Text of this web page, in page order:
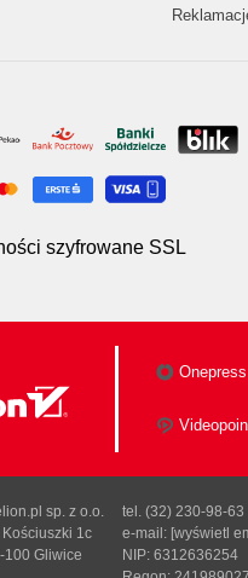
szyfrowane SSL
sp. z o.o.
Kościuszki 1c
100 Gliwice
tel. (32) 230-98-63
e-mail: [wyświetl
NIP: 6312636254